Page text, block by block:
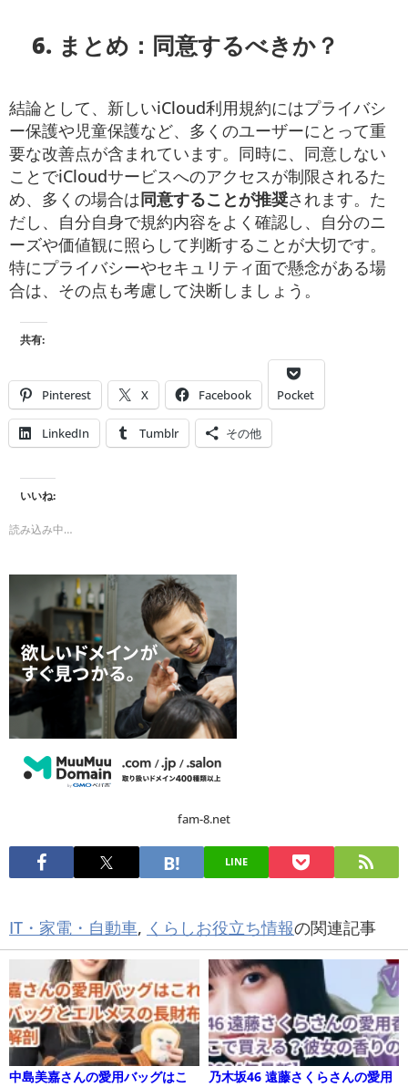
6. まとめ：同意するべきか？
結論として、新しいiCloud利用規約にはプライバシ
ー保護や児童保護など、多くのユーザーにとって重
要な改善点が含まれています。同時に、同意しない
ことでiCloudサービスへのアクセスが制限されるた
め、多くの場合は同意することが推奨されます。た
だし、自分自身で規約内容をよく確認し、自分のニ
ーズや価値観に照らして判断することが大切です。
特にプライバシーやセキュリティ面で懸念がある場
合は、その点も考慮して決断しましょう。
共有:
Pinterest X Facebook Pocket
LinkedIn Tumblr その他
いいね:
読み込み中…
fam-8.net
LINE
IT・家電・自動車, くらしお役立ち情報の関連記事
中島美嘉さんの愛用バッグはこ
乃木坂46 遠藤さくらさんの愛用